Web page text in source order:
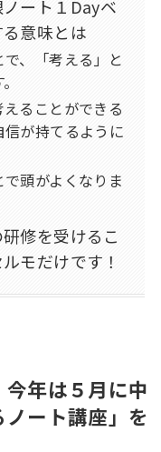
ート１Dayベ
意味とは
、「考える」と
ることができる
が持てるように
頭がよくなりま
修を受けるこ
モだけです！
年は５月に中
ート講座」を